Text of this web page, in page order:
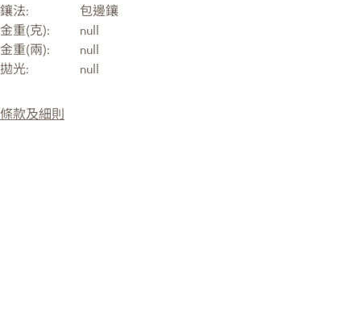
鑲法:
包邊鑲
金重(克):
null
金重(兩):
null
拋光:
null
條款及細則